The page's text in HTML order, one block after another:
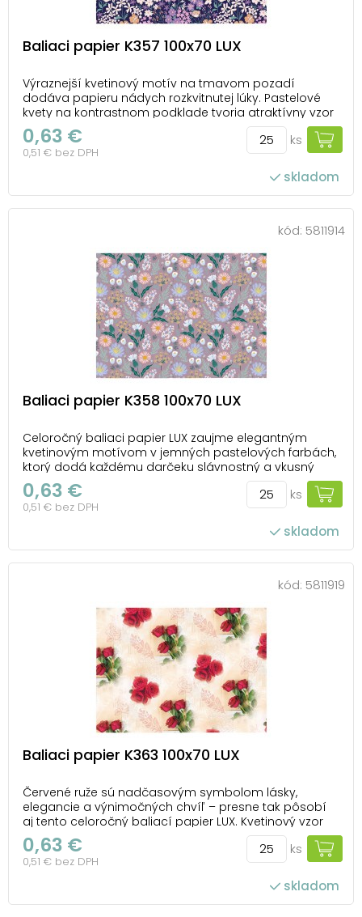
Baliaci papier K357 100x70 LUX
Výraznejší kvetinový motív na tmavom pozadí
dodáva papieru nádych rozkvitnutej lúky. Pastelové
kvety na kontrastnom podklade tvoria atraktívny vzor
vhodný na rôzne príležitosti počas roka. Motív: kvety
Balenie: 25 ks Gramáž: 80 g Rozmer archu: 1000 × 700
mm Všetkých 25 ks je balených v s...
0,63 €
0,51 € bez DPH
ks
skladom
kód: 5811914
Baliaci papier K358 100x70 LUX
Celoročný baliaci papier LUX zaujme elegantným
kvetinovým motívom v jemných pastelových farbách,
ktorý dodá každému darčeku slávnostný a vkusný
vzhľad. Dizajn pôsobí nežne a nadčasovo a
podčiarkuje starostlivosť, s akou je darček vybraný aj
zabalený. Vďaka luxusnému vzhľadu je ideálnou
počet ks v balení: 25
0,63 €
0,51 € bez DPH
ks
skladom
kód: 5811919
Baliaci papier K363 100x70 LUX
Červené ruže sú nadčasovým symbolom lásky,
elegancie a výnimočných chvíľ – presne tak pôsobí
aj tento celoročný baliací papier LUX. Kvetinový vzor
doplnený jemnými ornamentmi a svetlým podkladom
vytvára harmonický a romantický celok, ktorý zaujme
na prvý pohľad. Vďaka slávnostnému a vkusnému v...
0,63 €
0,51 € bez DPH
ks
skladom